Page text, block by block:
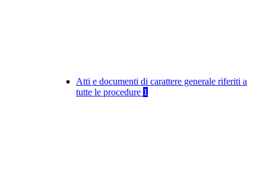
Atti e documenti di carattere generale riferiti a
tutte le procedure 1